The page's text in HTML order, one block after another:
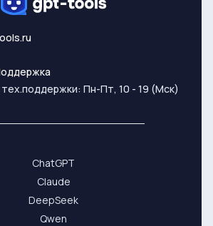
Пн-Пт, 10 - 19 (Мск)
ChatGPT
Claude
DeepSeek
Qwen